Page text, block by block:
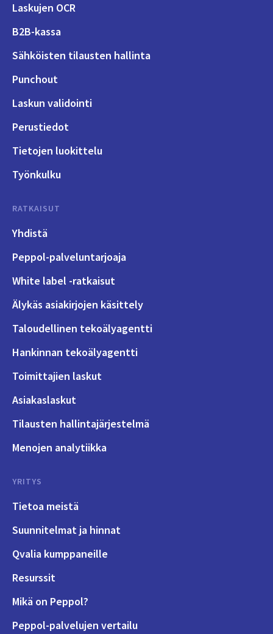
Laskujen OCR
B2B-kassa
Sähköisten tilausten hallinta
Punchout
Laskun validointi
Perustiedot
Tietojen luokittelu
Työnkulku
RATKAISUT
Yhdistä
Peppol-palveluntarjoaja
White label -ratkaisut
Älykäs asiakirjojen käsittely
Taloudellinen tekoälyagentti
Hankinnan tekoälyagentti
Toimittajien laskut
Asiakaslaskut
Tilausten hallintajärjestelmä
Menojen analytiikka
YRITYS
Tietoa meistä
Suunnitelmat ja hinnat
Qvalia kumppaneille
Resurssit
Mikä on Peppol?
Peppol-palvelujen vertailu